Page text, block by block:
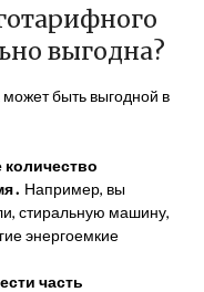
выгодна?
быть выгодной в
количество
Например, вы
стиральную машину,
энергоемкие
часть